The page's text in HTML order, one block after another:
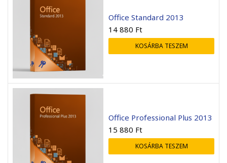
Office Standard 2013
14 880 Ft
KOSÁRBA TESZEM
Office Professional Plus 2013
15 880 Ft
KOSÁRBA TESZEM